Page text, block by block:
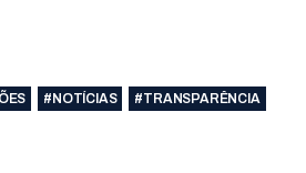
#NOTÍCIAS
#TRANSPARÊNCIA